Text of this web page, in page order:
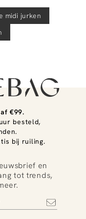
midi jurken
€99.
besteld,
bij ruiling.
en
tot trends,